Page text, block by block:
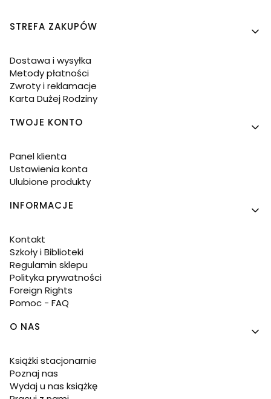
Linki w stopce
STREFA ZAKUPÓW
Dostawa i wysyłka
Metody płatności
Zwroty i reklamacje
Karta Dużej Rodziny
TWOJE KONTO
Panel klienta
Ustawienia konta
Ulubione produkty
INFORMACJE
Kontakt
Szkoły i Biblioteki
Regulamin sklepu
Polityka prywatności
Foreign Rights
Pomoc - FAQ
O NAS
Książki stacjonarnie
Poznaj nas
Wydaj u nas książkę